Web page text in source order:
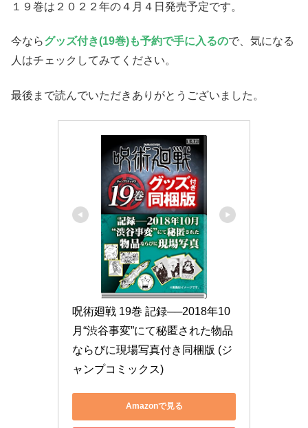
１９巻は２０２２年の４月４日発売予定です。
今ならグッズ付き(19巻)も予約で手に入るので、気になる
人はチェックしてみてください。
最後まで読んでいただきありがとうございました。
呪術廻戦 19巻 記録──2018年10
月“渋谷事変”にて秘匿された物品
ならびに現場写真付き同梱版 (ジ
ャンプコミックス)
Amazonで見る